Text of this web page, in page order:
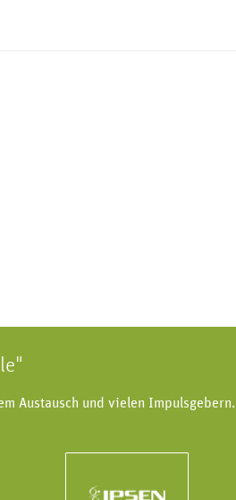
Austausch und vielen Impulsgebern.